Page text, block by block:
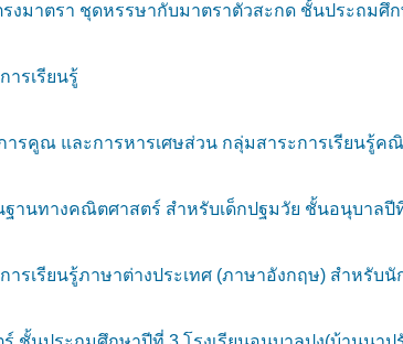
งมาตรา ชุดหรรษากับมาตราตัวสะกด ชั้นประถมศึ
ารเรียนรู้
รคูณ และการหารเศษส่วน กลุ่มสาระการเรียนรู้ค
านทางคณิตศาสตร์ สำหรับเด็กปฐมวัย ชั้นอนุบาลปี
รเรียนรู้ภาษาต่างประเทศ (ภาษาอังกฤษ) สำหรับ